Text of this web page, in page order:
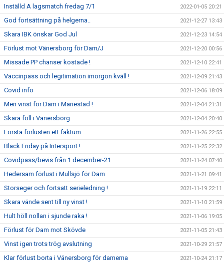
Inställd A lagsmatch fredag 7/1 2022-01-05 20:21
God fortsättning på helgerna.. 2021-12-27 13:43
Skara IBK önskar God Jul 2021-12-23 14:54
Förlust mot Vänersborg för Dam/J 2021-12-20 00:56
Missade PP chanser kostade ! 2021-12-10 22:41
Vaccinpass och legitimation imorgon kväll ! 2021-12-09 21:43
Covid info 2021-12-06 18:09
Men vinst för Dam i Mariestad ! 2021-12-04 21:31
Skara föll i Vänersborg 2021-12-04 20:40
Första förlusten ett faktum 2021-11-26 22:55
Black Friday på Intersport ! 2021-11-25 22:32
Covidpass/bevis från 1 december-21 2021-11-24 07:40
Hedersam förlust i Mullsjö för Dam 2021-11-21 09:41
Storseger och fortsatt serieledning ! 2021-11-19 22:11
Skara vände sent till ny vinst ! 2021-11-10 21:59
Hult höll nollan i sjunde raka ! 2021-11-06 19:05
Förlust för Dam mot Skövde 2021-11-05 21:43
Vinst igen trots trög avslutning 2021-10-29 21:57
Klar förlust borta i Vänersborg för damerna 2021-10-24 21:17